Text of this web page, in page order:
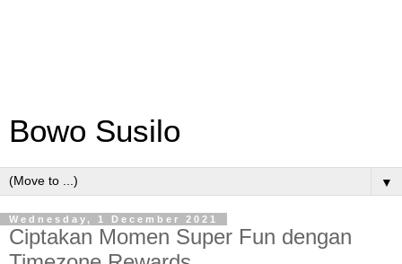
Bowo Susilo
▼
Wednesday, 1 December 2021
Ciptakan Momen Super Fun dengan